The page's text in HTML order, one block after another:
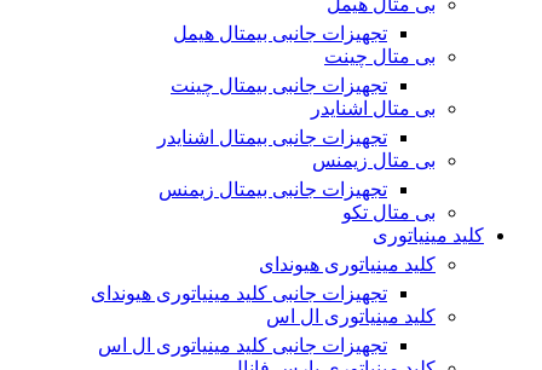
بی متال هیمل
تجهیزات جانبی بیمتال هیمل
بی متال چینت
تجهیزات جانبی بیمتال چینت
بی متال اشنایدر
تجهیزات جانبی بیمتال اشنایدر
بی متال زیمنس
تجهیزات جانبی بیمتال زیمنس
بی متال تکو
کلید مینیاتوری
کلید مینیاتوری هیوندای
تجهیزات جانبی کلید مینیاتوری هیوندای
کلید مینیاتوری ال اس
تجهیزات جانبی کلید مینیاتوری ال اس